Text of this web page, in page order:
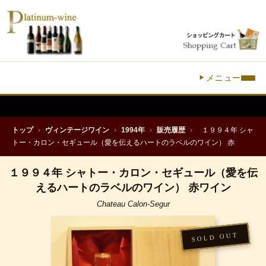
メニュー
トップ › ヴィンテージワイン › 1994年 › 販売履歴 ›
１９９４年 シャ
トー・カロン・セギュール（愛を伝えるハートのラベルのワイン） 赤
１９９４年 シャトー・カロン・セギュール（愛を伝
えるハートのラベルのワイン） 赤ワイン
Chateau Calon-Segur